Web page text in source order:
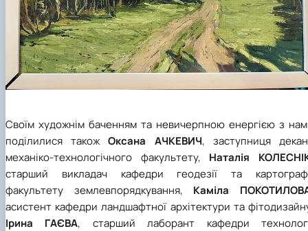
Своїм художнім баченням та невичерпною енергією з
поділилися такожОксана АЧКЕВИЧ, заступниця
механіко-технологічного факультету, Наталія
старший викладач кафедри геодезії та
факультету землевпорядкування, Каміла
асистент кафедри ландшафтної архітектури та
Ірина ГАЄВА, старший лаборант кафедри